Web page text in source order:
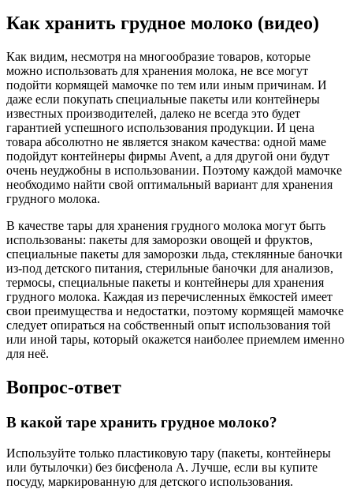
Как хранить грудное молоко (видео)
Как видим, несмотря на многообразие товаров, которые
можно использовать для хранения молока, не все могут
подойти кормящей мамочке по тем или иным причинам. И
даже если покупать специальные пакеты или контейнеры
известных производителей, далеко не всегда это будет
гарантией успешного использования продукции. И цена
товара абсолютно не является знаком качества: одной маме
подойдут контейнеры фирмы Avent, а для другой они будут
очень неуджобны в использовании. Поэтому каждой мамочке
необходимо найти свой оптимальный вариант для хранения
грудного молока.
В качестве тары для хранения грудного молока могут быть
использованы: пакеты для заморозки овощей и фруктов,
специальные пакеты для заморозки льда, стеклянные баночки
из-под детского питания, стерильные баночки для анализов,
термосы, специальные пакеты и контейнеры для хранения
грудного молока. Каждая из перечисленных ёмкостей имеет
свои преимущества и недостатки, поэтому кормящей мамочке
следует опираться на собственный опыт использования той
или иной тары, который окажется наиболее приемлем именно
для неё.
Вопрос-ответ
В какой таре хранить грудное молоко?
Используйте только пластиковую тару (пакеты, контейнеры
или бутылочки) без бисфенола А. Лучше, если вы купите
посуду, маркированную для детского использования.